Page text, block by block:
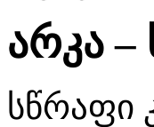
არკა
სწრაფი